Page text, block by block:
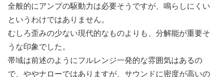
全般的にアンプの駆動力は必要そうですが、鳴らしにくい
というわけではありません。
むしろ歪みの少ない現代的なものよりも、分解能が重要そ
うな印象でした。
帯域は前述のようにフルレンジ一発的な雰囲気はあるの
で、ややナローではありますが、サウンドに密度が高いの